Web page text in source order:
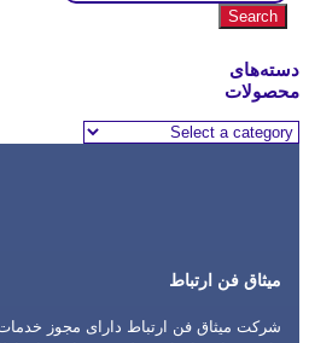
for:
Search
دسته‌های
محصولات
میثاق فن ارتباط
شرکت میثاق فن ارتباط دارای مجوز